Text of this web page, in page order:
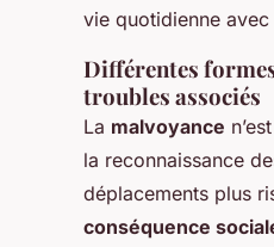
vie quotidienne
Différentes
troubles associés
La malvoyance
la reconnaissance
déplacements plus
conséquence